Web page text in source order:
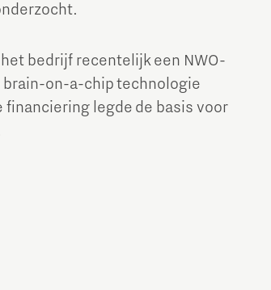
bedrijf recentelijk een NWO-
brain-on-a-chip technologie
legde de basis voor